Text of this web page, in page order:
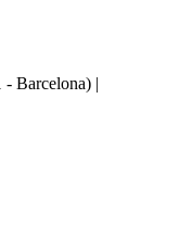
Barcelona) |